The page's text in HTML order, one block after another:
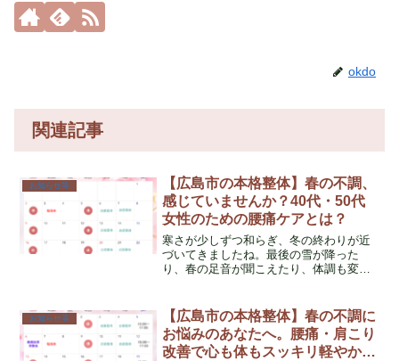
okdo
関連記事
お知らせ等
【広島市の本格整体】春の不調、
感じていませんか？40代・50代
女性のための腰痛ケアとは？
寒さが少しずつ和らぎ、冬の終わりが近
づいてきましたね。最後の雪が降った
り、春の足音が聞こえたり、体調も変わ
ても大きな影響を与えるものです。
お知らせ等
【広島市の本格整体】春の不調に
お悩みのあなたへ。腰痛・肩こり
改善で心も体もスッキリ軽やか